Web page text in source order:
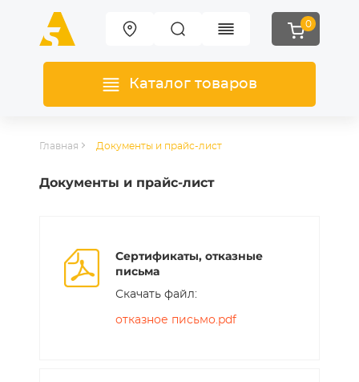
0
Каталог товаров
Главная Документы и прайс-лист
Документы и прайс-лист
Сертификаты, отказные
письма
Скачать файл:
отказное письмо.pdf